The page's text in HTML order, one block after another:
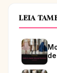
LEIA